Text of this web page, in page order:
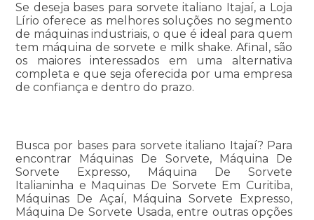
Se deseja bases para sorvete italiano Itajaí, a Loja
Lírio oferece as melhores soluções no segmento
de máquinas industriais, o que é ideal para quem
tem máquina de sorvete e milk shake. Afinal, são
os maiores interessados em uma alternativa
completa e que seja oferecida por uma empresa
de confiança e dentro do prazo.
Busca por bases para sorvete italiano Itajaí? Para
encontrar Máquinas De Sorvete, Máquina De
Sorvete Expresso, Máquina De Sorvete
Italianinha e Maquinas De Sorvete Em Curitiba,
Máquinas De Açaí, Máquina Sorvete Expresso,
Máquina De Sorvete Usada, entre outras opções